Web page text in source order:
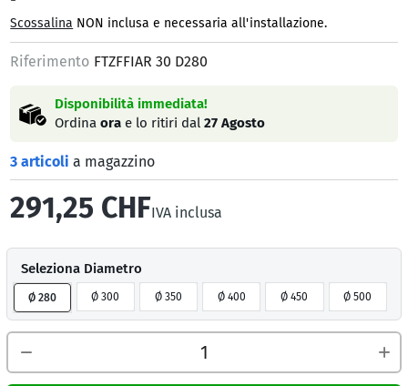
Scossalina NON inclusa e necessaria all'installazione.
Riferimento FTZFFIAR 30 D280
Disponibilità immediata!
Ordinaora e lo ritiri dal27 Agosto
3 articolia magazzino
291,25 CHFIVA inclusa
Seleziona Diametro
Ø 280 Ø 300 Ø 350 Ø 400 Ø 450 Ø 500